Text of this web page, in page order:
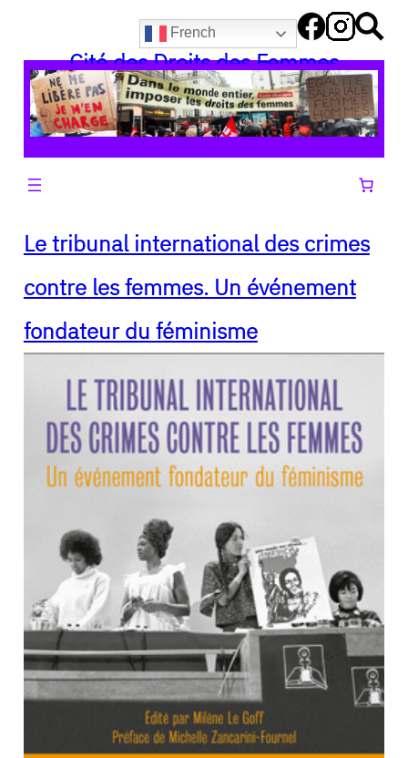
contenu
French
Cité des Droits des Femmes
Le tribunal international des crimes
contre les femmes. Un événement
fondateur du féminisme